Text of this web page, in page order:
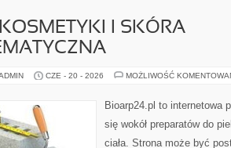
I SKÓRA
CZE - 20 - 2026 MOŻLIWOŚĆ
Bioarp24.pl to internetowa
się wokół preparatów do
ciała. Strona może być